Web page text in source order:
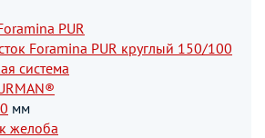
PUR
Foramina PUR круглый 150/100
система
мм
желоба